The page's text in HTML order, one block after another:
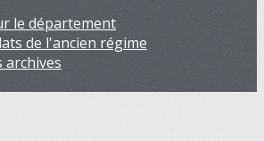
le département
de l'ancien régime
archives